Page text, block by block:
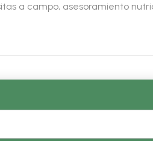
a campo, asesoramiento